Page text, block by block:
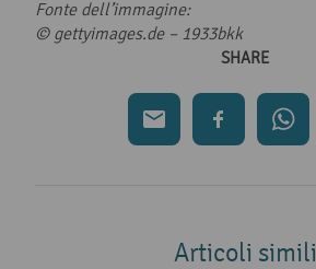
Fonte dell’immagine:
© gettyimages.de – 1933bkk
SHARE
Articoli simili